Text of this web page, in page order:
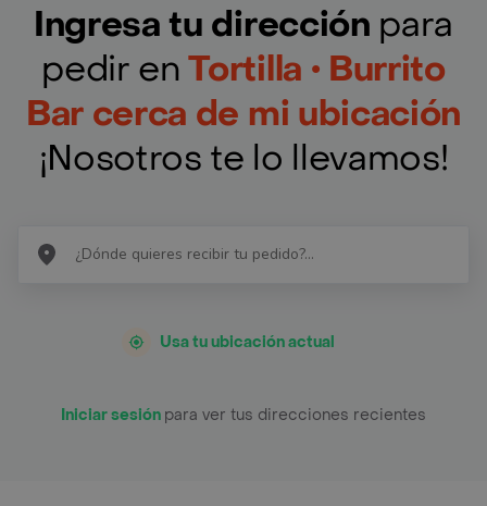
Ingresa tu dirección para
pedir enTortilla • Burrito
Bar cerca de mi ubicación
¡Nosotros te lo llevamos!
Usa tu ubicación actual
Iniciar sesión para ver tus direcciones recientes